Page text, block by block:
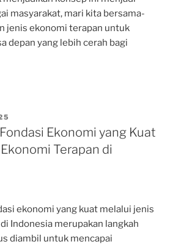
masyarakat, mari kita bersama-
jenis ekonomi terapan untuk
depan yang lebih cerah bagi
Ekonomi yang Kuat
Terapan di
ekonomi yang kuat melalui jenis
Indonesia merupakan langkah
diambil untuk mencapai